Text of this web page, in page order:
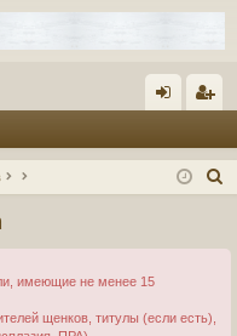
д ис
имеющие не менее 15
щенков, титулы (если есть),